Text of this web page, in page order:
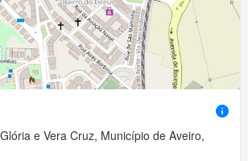
e Vera Cruz, Município de Aveiro,